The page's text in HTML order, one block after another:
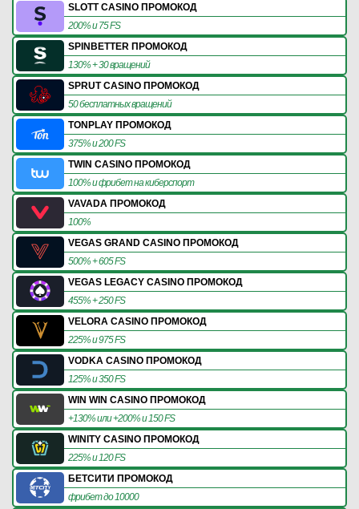
SLOTT CASINO ПРОМОКОД
200% и 75 FS
SPINBETTER ПРОМОКОД
130% + 30 вращений
SPRUT CASINO ПРОМОКОД
50 бесплатных вращений
TONPLAY ПРОМОКОД
375% и 200 FS
TWIN CASINO ПРОМОКОД
100% и фрибет на киберспорт
VAVADA ПРОМОКОД
100%
VEGAS GRAND CASINO ПРОМОКОД
500% + 605 FS
VEGAS LEGACY CASINO ПРОМОКОД
455% + 250 FS
VELORA CASINO ПРОМОКОД
225% и 975 FS
VODKA CASINO ПРОМОКОД
125% и 350 FS
WIN WIN CASINO ПРОМОКОД
+130% или +200% и 150 FS
WINITY CASINO ПРОМОКОД
225% и 120 FS
БЕТСИТИ ПРОМОКОД
фрибет до 10000